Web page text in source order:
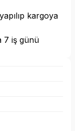
kargoya
7 iş günü